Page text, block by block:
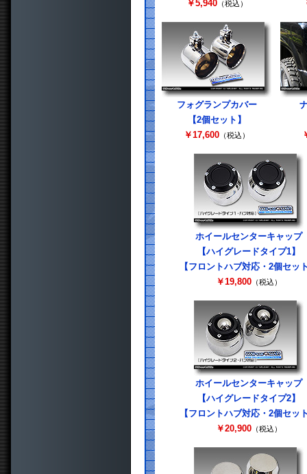
￥5,940（税込）
フォグランプカバー
【2個セット】
￥17,600 （税込）
ホイールセンターキャップ
【ハイグレードタイプ1】
【フロントハブ対応・2個セッ
￥19,800（税込）
ホイールセンターキャップ
【ハイグレードタイプ2】
【フロントハブ対応・2個セッ
￥20,900（税込）